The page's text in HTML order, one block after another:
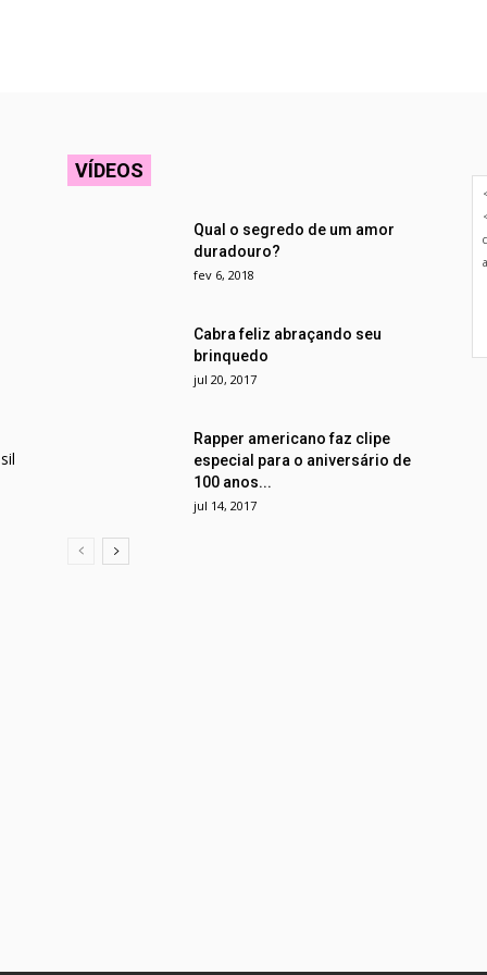
VÍDEOS
Qual o segredo de um amor
duradouro?
fev 6, 2018
Cabra feliz abraçando seu
brinquedo
jul 20, 2017
Rapper americano faz clipe
especial para o aniversário de
100 anos...
jul 14, 2017